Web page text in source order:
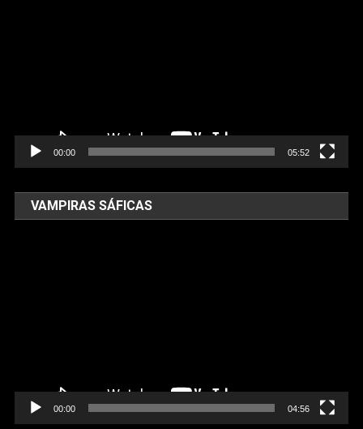
00:00 05:52
VAMPIRAS SÁFICAS
00:00 04:56